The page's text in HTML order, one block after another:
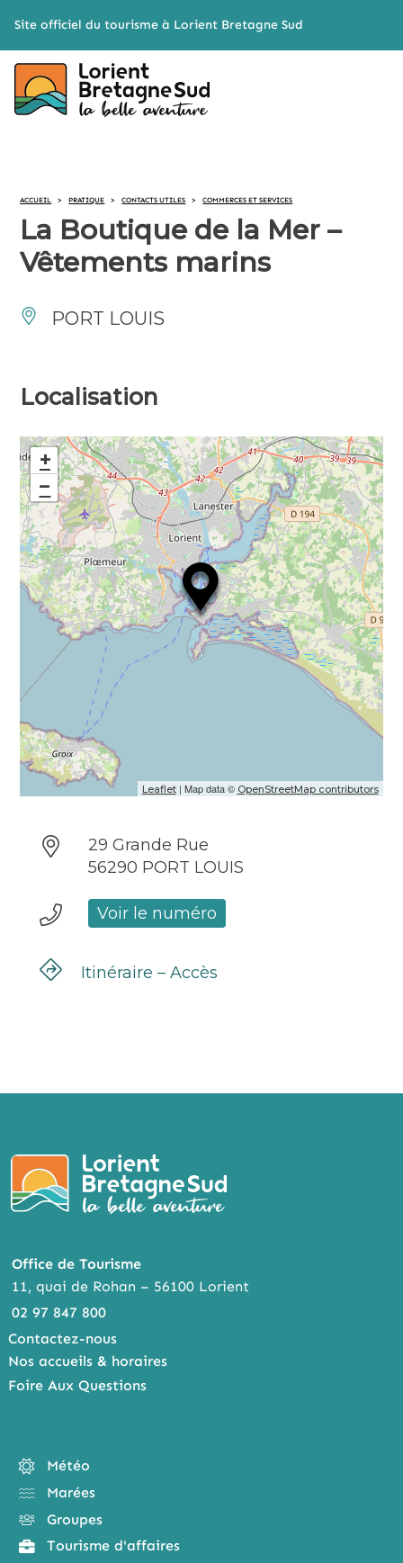
Site officiel du tourisme à Lorient Bretagne Sud
ACCUEIL > PRATIQUE > CONTACTS UTILES > COMMERCES ET SERVICES
La Boutique de la Mer –
Vêtements marins
PORT LOUIS
Localisation
+
−
Leaflet| Map data © OpenStreetMap contributors
29 Grande Rue
56290 PORT LOUIS
Voir le numéro
Itinéraire – Accès
Office de Tourisme
11, quai de Rohan – 56100 Lorient
02 97 847 800
Contactez-nous
Nos accueils & horaires
Foire Aux Questions
Météo
Marées
Groupes
Tourisme d'affaires